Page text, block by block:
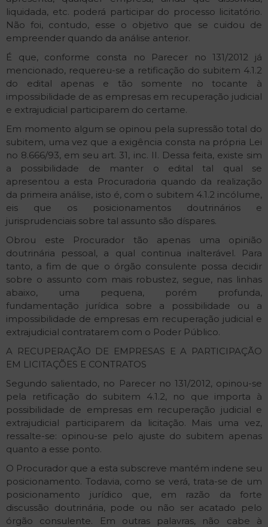
liquidada, etc. poderá participar do processo licitatório.
Não foi, contudo, esse o objetivo que se cuidou de
empreender quando da análise anterior.
É que, conforme consta no Parecer no 131/2012 já
mencionado, requereu-se a retificação do subitem 4.1.2
do edital apenas e tão somente no tocante à
impossibilidade de as empresas em recuperação judicial
e extrajudicial participarem do certame.
Em momento algum se opinou pela supressão total do
subitem, uma vez que a exigência consta na própria Lei
no 8.666/93, em seu art. 31, inc. II. Dessa feita, existe sim
a possibilidade de manter o edital tal qual se
apresentou a esta Procuradoria quando da realização
da primeira análise, isto é, com o subitem 4.1.2 incólume,
eis que os posicionamentos doutrinários e
jurisprudenciais sobre tal assunto são díspares.
Obrou este Procurador tão apenas uma opinião
doutrinária pessoal, a qual continua inalterável. Para
tanto, a fim de que o órgão consulente possa decidir
sobre o assunto com mais robustez, segue, nas linhas
abaixo, uma pequena, porém profunda,
fundamentação jurídica sobre a possibilidade ou a
impossibilidade de empresas em recuperação judicial e
extrajudicial contratarem com o Poder Público.
A RECUPERAÇÃO DE EMPRESAS E A PARTICIPAÇÃO
EM LICITAÇÕES E CONTRATOS
Segundo salientado, no Parecer no 131/2012, opinou-se
pela retificação do subitem 4.1.2, no que importa à
possibilidade de empresas em recuperação judicial e
extrajudicial participarem da licitação. Mais uma vez,
ressalte-se: opinou-se pelo ajuste do subitem apenas
quanto a esse ponto.
O Procurador que a esta subscreve mantém indene seu
posicionamento. Todavia, como se verá, trata-se de um
posicionamento jurídico que, em razão da forte
discussão doutrinária, pode ou não ser acatado pelo
órgão consulente. Em outras palavras, não cabe à